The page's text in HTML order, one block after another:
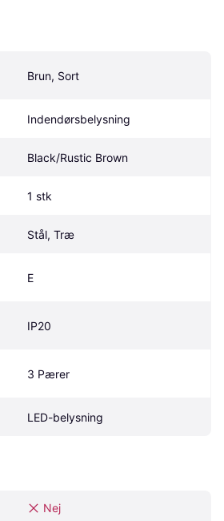
Brun, Sort
Indendørsbelysning
Black/Rustic Brown
1 stk
Stål, Træ
E
IP20
3 Pærer
LED-belysning
Nej